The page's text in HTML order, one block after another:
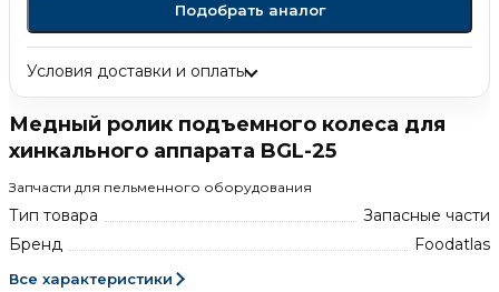
Медный ролик подъемного колеса для
хинкального аппарата BGL-25
Запчасти для пельменного оборудования
Тип товара
Запасные части
Бренд
Foodatlas
Все характеристики
Подобрать аналог
Условия доставки и оплаты